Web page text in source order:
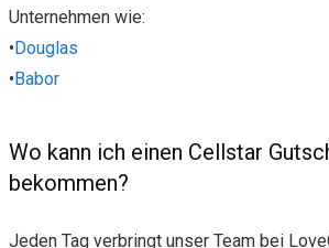
Unternehmen wie:
• Douglas
• Babor
Wo kann ich einen Cellstar
bekommen?
Jeden Tag verbringt unser Team bei